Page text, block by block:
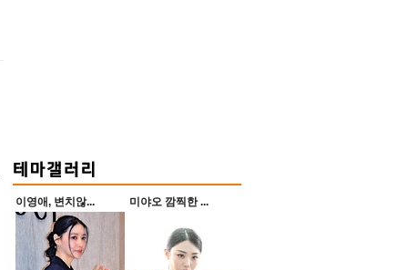
이영애, 변치않... 미야오 깜찍한 ...